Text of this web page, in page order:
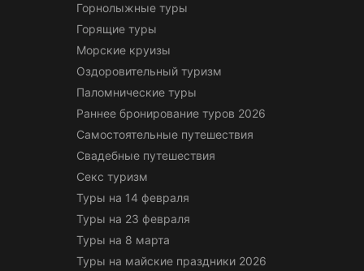
Горнолыжные туры
Горящие туры
Морские круизы
Оздоровительный туризм
Паломнические туры
Раннее бронирование туров 2026
Самостоятельные путешествия
Свадебные путешествия
Секс туризм
Туры на 14 февраля
Туры на 23 февраля
Туры на 8 марта
Туры на майские праздники 2026